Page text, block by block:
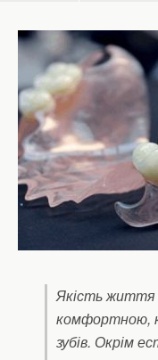
Якість
комфортною,
зубів. Окрім